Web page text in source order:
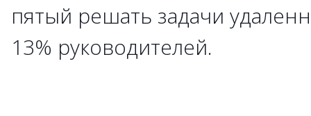
пятый решать задачи
13% руководителей.